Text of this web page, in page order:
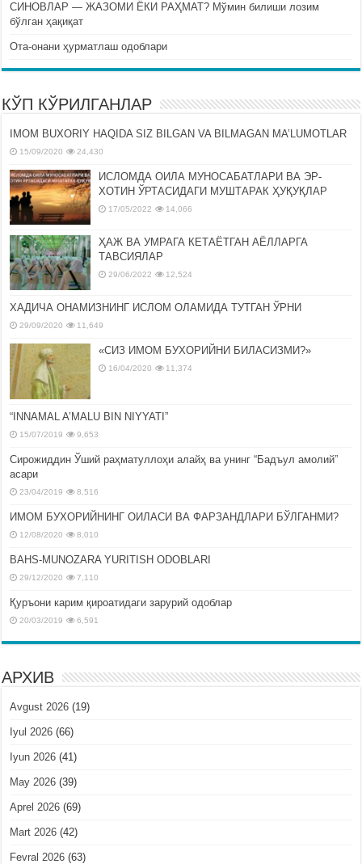
СИНОВЛАР — ЖАЗОМИ ЁКИ РАҲМАТ? Мўмин билиши лозим
бўлган ҳақиқат
Ота-онани ҳурматлаш одоблари
КЎП КЎРИЛГАНЛАР
IMOM BUXORIY HAQIDA SIZ BILGAN VA BILMAGAN MA’LUMOTLAR
15/09/2020 24,430
ИСЛОМДА ОИЛА МУНОСАБАТЛАРИ ВА ЭР-
ХОТИН ЎРТАСИДАГИ МУШТАРАК ҲУҚУҚЛАР
17/05/2022 14,066
ҲАЖ ВА УМРАГА КЕТАЁТГАН АЁЛЛАРГА
ТАВСИЯЛАР
29/06/2022 12,524
ХАДИЧА ОНАМИЗНИНГ ИСЛОМ ОЛАМИДА ТУТГАН ЎРНИ
29/09/2020 11,649
«СИЗ ИМОМ БУХОРИЙНИ БИЛАСИЗМИ?»
16/04/2020 11,374
“INNAMAL A’MALU BIN NIYYATI”
15/07/2019 9,653
Сирожиддин Ўший раҳматуллоҳи алайҳ ва унинг “Бадъул амолий”
асари
23/04/2019 8,516
ИМОМ БУХОРИЙНИНГ ОИЛАСИ ВА ФАРЗАНДЛАРИ БЎЛГАНМИ?
12/08/2020 8,010
BAHS-MUNOZARA YURITISH ODOBLARI
29/12/2020 7,110
Қуръони карим қироатидаги зарурий одоблар
20/03/2019 6,591
АРХИВ
Avgust 2026 (19)
Iyul 2026 (66)
Iyun 2026 (41)
May 2026 (39)
Aprel 2026 (69)
Mart 2026 (42)
Fevral 2026 (63)